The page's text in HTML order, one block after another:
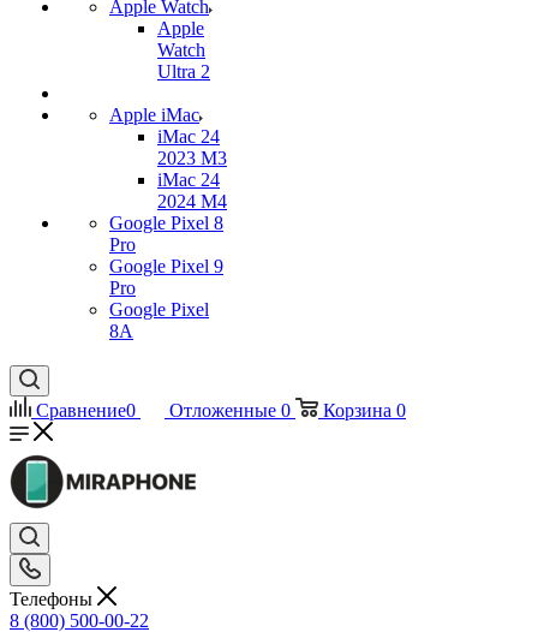
Apple Watch
Apple
Watch
Ultra 2
Apple iMac
iMac 24
2023 M3
iMac 24
2024 M4
Google Pixel 8
Pro
Google Pixel 9
Pro
Google Pixel
8A
Сравнение0 Отложенные 0 Корзина 0
Телефоны
8 (800) 500-00-22